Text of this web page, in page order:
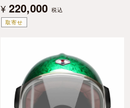
取寄せ
¥ 220,000 税込